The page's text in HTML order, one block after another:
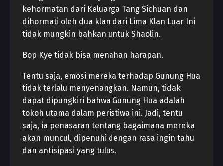
kehormatan dari Keluarga Tang Sichuan dan
dihormati oleh dua klan dari Lima Klan Luar Ini
tidak mungkin bahkan untuk Shaolin.
Bop Kye tidak bisa menahan harapan.
Tentu saja, emosi mereka terhadap Gunung Hua
tidak terlalu menyenangkan. Namun, tidak
dapat dipungkiri bahwa Gunung Hua adalah
tokoh utama dalam peristiwa ini. Jadi, tentu
saja, ia penasaran tentang bagaimana mereka
akan muncul, dipenuhi dengan rasa ingin tahu
dan antisipasi yang tulus.